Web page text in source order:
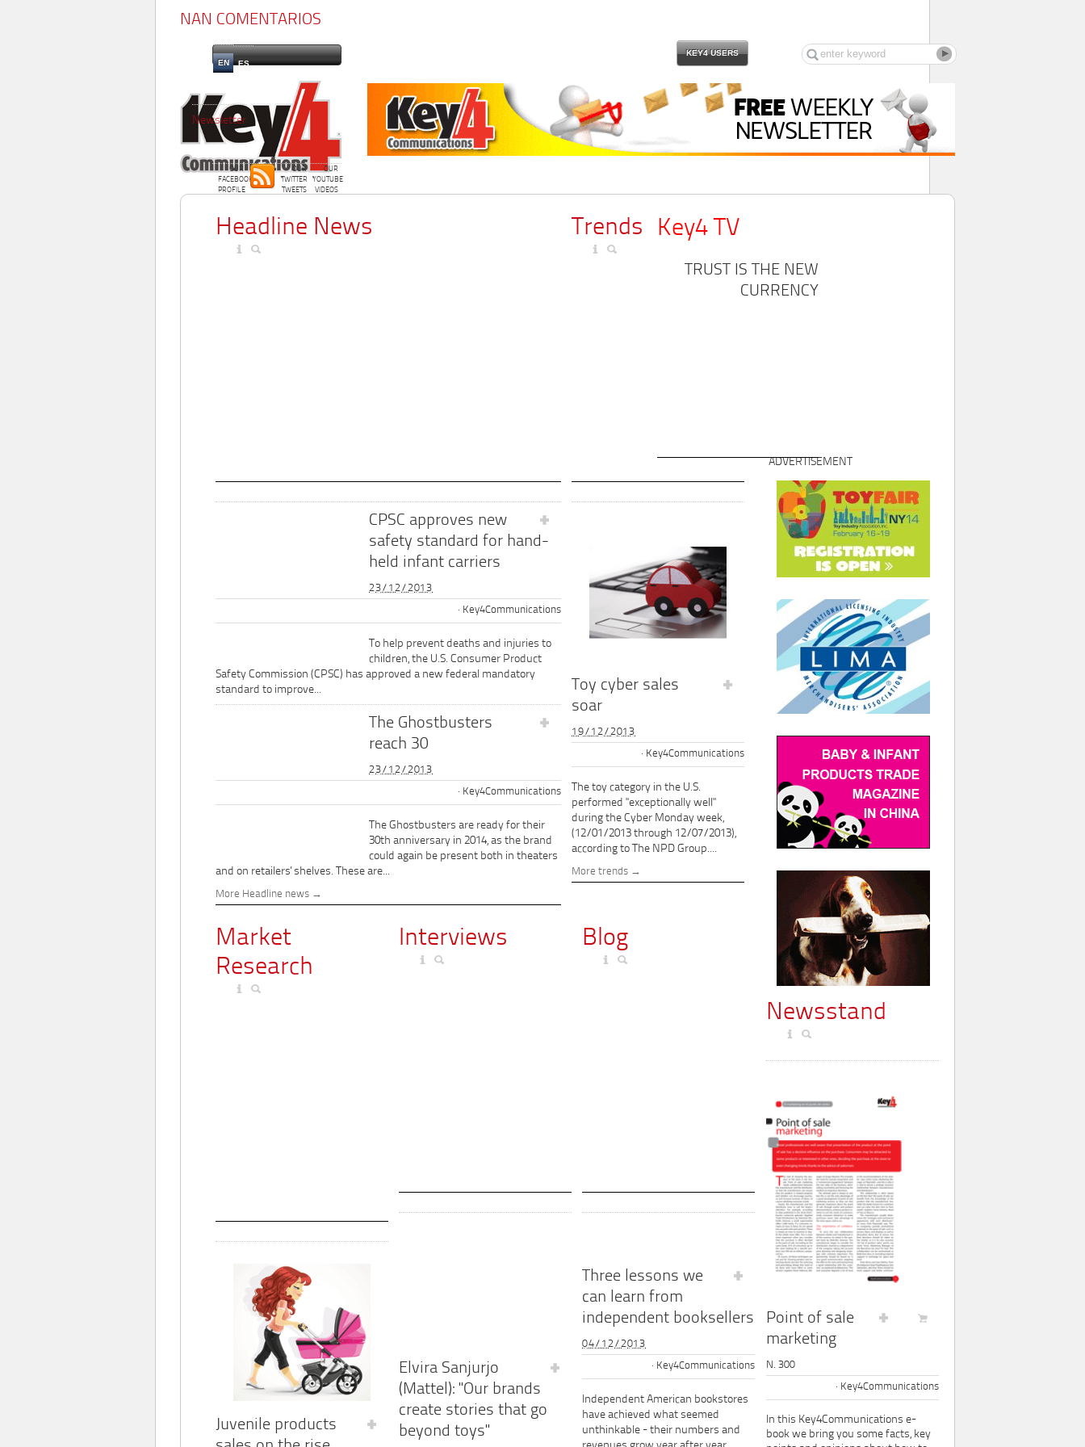
NAN COMENTARIOS
EN ES
OUR
FACEBOOK
PROFILE
OUR
TWITTER
TWEETS
OUR
YOUTUBE
VIDEOS
KEY4 USERS
Newsletter
ADVERTISEMENT
Key4 TV
TRUST IS THE NEW
CURRENCY
Headline News
CPSC approves new
safety standard for hand-
held infant carriers
23/12/2013
Key4Communications
To help prevent deaths and injuries to
children, the U.S. Consumer Product
Safety Commission (CPSC) has approved a new federal mandatory
standard to improve...
The Ghostbusters
reach 30
23/12/2013
Key4Communications
The Ghostbusters are ready for their
30th anniversary in 2014, as the brand
could again be present both in theaters
and on retailers' shelves. These are...
More Headline news
Trends
Toy cyber sales
soar
19/12/2013
Key4Communications
The toy category in the U.S.
performed "exceptionally well"
during the Cyber Monday week,
(12/01/2013 through 12/07/2013),
according to The NPD Group....
More trends
Market
Research
Juvenile products
Interviews
Elvira Sanjurjo
(Mattel): "Our brands
create stories that go
beyond toys"
Blog
Three lessons we
can learn from
independent booksellers
04/12/2013
Key4Communications
Independent American bookstores
have achieved what seemed
unthinkable - their numbers and
Newsstand
Point of sale
marketing
N. 300
Key4Communications
In this Key4Communications e-
book we bring you some facts, key